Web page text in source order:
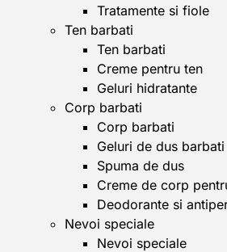
Tratamente si fiole
Ten barbati
Ten barbati
Creme pentru ten
Geluri hidratante
Corp barbati
Corp barbati
Geluri de dus barbati
Spuma de dus
Creme de corp
Deodorante si
Nevoi speciale
Nevoi speciale